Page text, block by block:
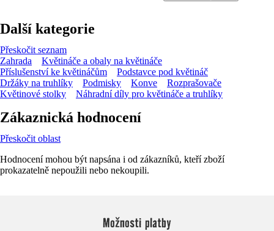
Další kategorie
Přeskočit seznam
Zahrada
Květináče a obaly na květináče
Příslušenství ke květináčům
Podstavce pod květináč
Držáky na truhlíky
Podmisky Konve
Rozprašovače
Květinové stolky
Náhradní díly pro květináče a truhlíky
Zákaznická hodnocení
Přeskočit oblast
Hodnocení mohou být napsána i od zákazníků, kteří zboží
prokazatelně nepoužili nebo nekoupili.
Možnosti platby